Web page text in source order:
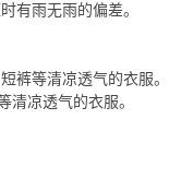
有雨无雨的偏差。
裤等清凉透气的衣服。
清凉透气的衣服。